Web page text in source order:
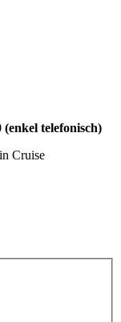
(enkel telefonisch)
Cruise